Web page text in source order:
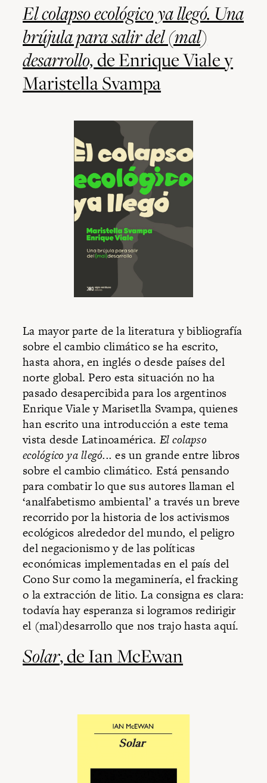
El colapso ecológico ya llegó. Una
brújula para salir del (mal)
desarrollo,de Enrique Viale y
Maristella Svampa
La mayor parte de la literatura y bibliografía
sobre el cambio climático se ha escrito,
hasta ahora, en inglés o desde países del
norte global. Pero esta situación no ha
pasado desapercibida para los argentinos
Enrique Viale y Marisetlla Svampa, quienes
han escrito una introducción a este tema
vista desde Latinoamérica. El colapso
ecológico ya llegó...es un grande entre libros
sobre el cambio climático. Está pensando
para combatir lo que sus autores llaman el
‘analfabetismo ambiental’ a través un breve
recorrido por la historia de los activismos
ecológicos alrededor del mundo, el peligro
del negacionismo y de las políticas
económicas implementadas en el país del
Cono Sur como la megaminería, el fracking
o la extracción de litio. La consigna es clara:
todavía hay esperanza si logramos redirigir
el (mal)desarrollo que nos trajo hasta aquí.
Solar, de Ian McEwan